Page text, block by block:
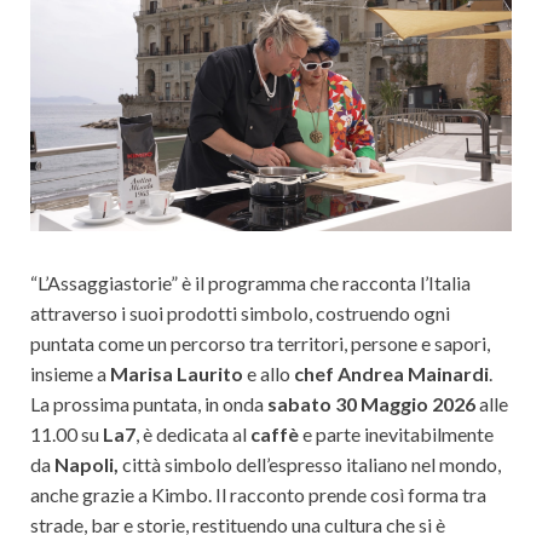
“L’Assaggiastorie” è il programma che racconta l’Italia
attraverso i suoi prodotti simbolo, costruendo ogni
puntata come un percorso tra territori, persone e sapori,
insieme a Marisa Laurito e allo chef Andrea Mainardi.
La prossima puntata, in onda sabato 30 Maggio 2026alle
11.00 su La7, è dedicata al caffèe parte inevitabilmente
da Napoli, città simbolo dell’espresso italiano nel mondo,
anche grazie a Kimbo. Il racconto prende così forma tra
strade, bar e storie, restituendo una cultura che si è